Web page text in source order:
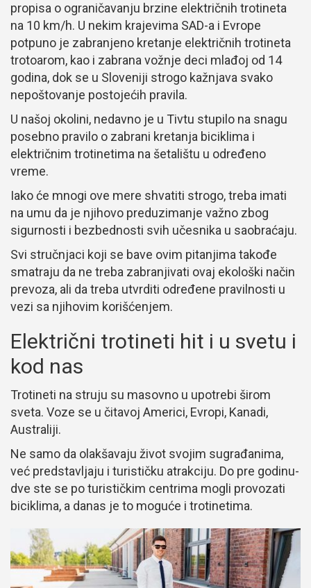
propisa o ograničavanju brzine električnih trotineta
na 10 km/h. U nekim krajevima SAD-a i Evrope
potpuno je zabranjeno kretanje električnih trotineta
trotoarom, kao i zabrana vožnje deci mlađoj od 14
godina, dok se u Sloveniji strogo kažnjava svako
nepoštovanje postojećih pravila.
U našoj okolini, nedavno je u Tivtu stupilo na snagu
posebno pravilo o zabrani kretanja biciklima i
električnim trotinetima na šetalištu u određeno
vreme.
Iako će mnogi ove mere shvatiti strogo, treba imati
na umu da je njihovo preduzimanje važno zbog
sigurnosti i bezbednosti svih učesnika u saobraćaju.
Svi stručnjaci koji se bave ovim pitanjima takođe
smatraju da ne treba zabranjivati ovaj ekološki način
prevoza, ali da treba utvrditi određene pravilnosti u
vezi sa njihovim korišćenjem.
Električni trotineti hit i u svetu i
kod nas
Trotineti na struju su masovno u upotrebi širom
sveta. Voze se u čitavoj Americi, Evropi, Kanadi,
Australiji.
Ne samo da olakšavaju život svojim sugrađanima,
već predstavljaju i turističku atrakciju. Do pre godinu-
dve ste se po turističkim centrima mogli provozati
biciklima, a danas je to moguće i trotinetima.